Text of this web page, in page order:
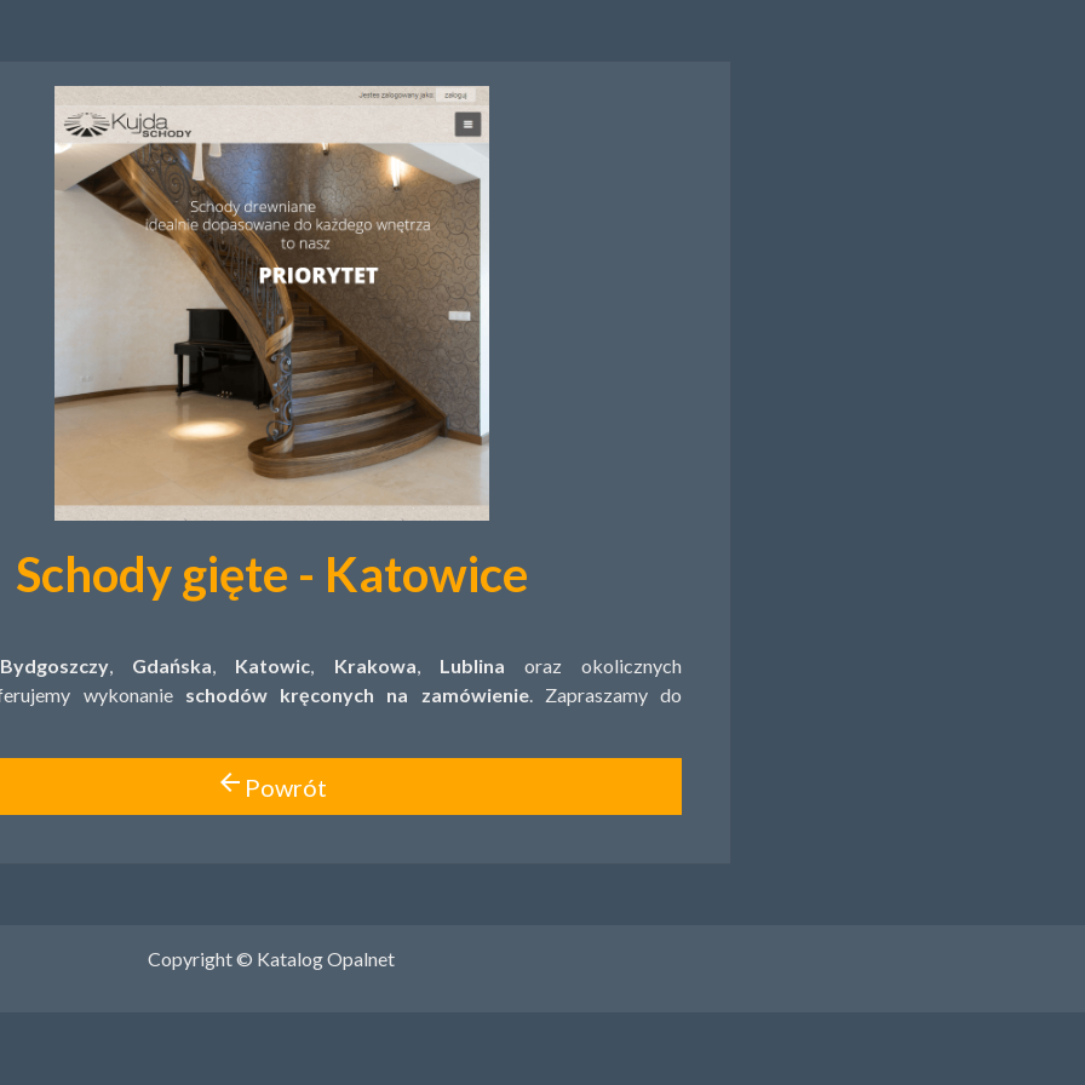
Schody gięte - Katowice
Bydgoszczy, Gdańska, Katowic, Krakowa, Lublina oraz okolicznych
wykonanie schodów kręconych na zamówienie. Zapraszamy do
arrow_back Powrót
Copyright © Katalog Opalnet